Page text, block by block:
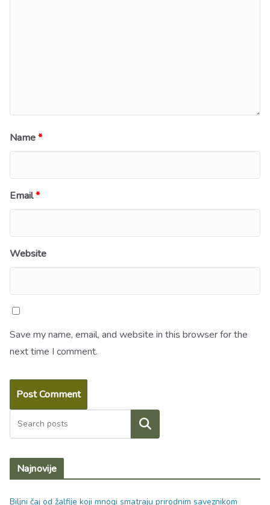
Name*
Email*
Website
Save my name, email, and website in this browser for the
next time I comment.
Search
Najnovije
Biljni čaj od žalfije koji mnogi smatraju prirodnim saveznikom